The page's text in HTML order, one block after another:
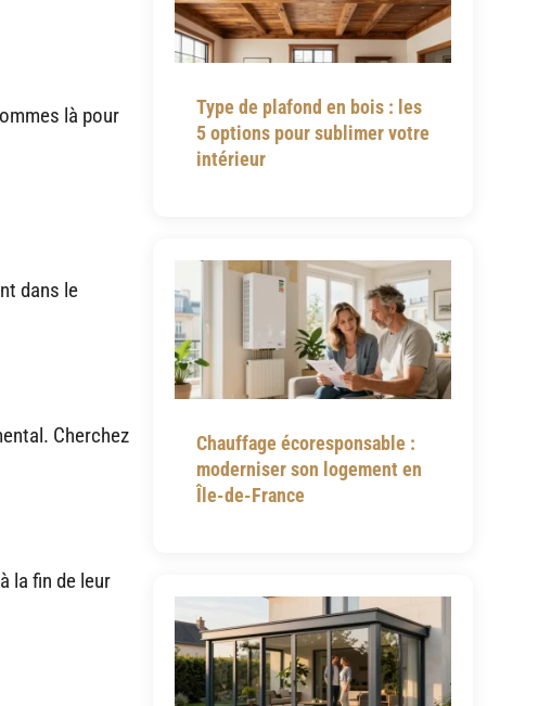
là pour
dans le
Cherchez
la fin de leur
Type de plafond en bois : les
5 options pour sublimer votre
intérieur
Chauffage écoresponsable :
moderniser son logement en
Île-de-France